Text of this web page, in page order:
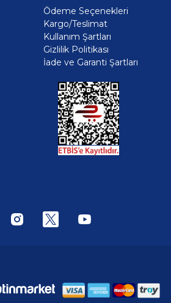
Ödeme Seçenekleri
Kargo/Teslimat
Kullanım Şartları
Gizlilik Politikası
İade ve Garanti Şartları